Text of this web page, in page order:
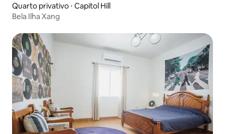
Quarto privativo ⋅ Capitol Hill
Bela Ilha Xang